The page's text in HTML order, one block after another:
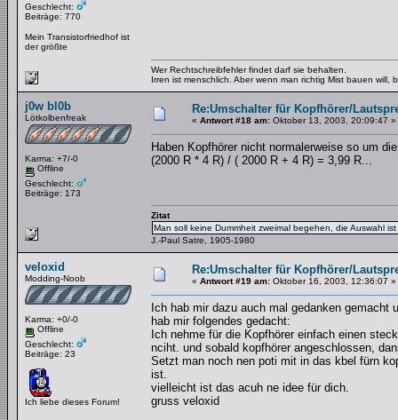
Geschlecht:
Beiträge: 770
Mein Transistorfriedhof ist
der größte
Wer Rechtschreibfehler findet darf sie behalten.
Irren ist menschlich. Aber wenn man richtig Mist bauen will,
j0w bl0b
Lötkolbenfreak
Karma: +7/-0
Offline
Geschlecht:
Beiträge: 173
Re:Umschalter für Kopfhörer/
« Antwort #18 am: Oktober 13, 2003, 20:09:47 »
Haben Kopfhörer nicht normalerweise so um
(2000 R * 4 R) / ( 2000 R + 4 R) = 3,99 R...
Zitat
Man soll keine Dummheit zweimal begehen, die Auswahl
J.-Paul Satre, 1905-1980
veloxid
Modding-Noob
Karma: +0/-0
Offline
Geschlecht:
Beiträge: 23
Ich liebe dieses Forum!
Re:Umschalter für Kopfhörer/
« Antwort #19 am: Oktober 16, 2003, 12:36:07 »
Ich hab mir dazu auch mal gedanken
hab mir folgendes gedacht:
Ich nehme für die Kopfhörer einfach einen
nciht. und sobald kopfhörer angeschlossen,
Setzt man noch nen poti mit in das kbel fürn
ist.
vielleicht ist das acuh ne idee für dich.
gruss veloxid